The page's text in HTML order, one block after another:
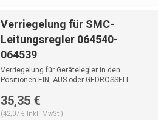
Verriegelung für SMC-
Leitungsregler 064540-
064539
Verriegelung für Gerätelegler in den
Positionen EIN, AUS oder GEDROSSELT.
35,35 €
(42,07 € Inkl. MwSt.)